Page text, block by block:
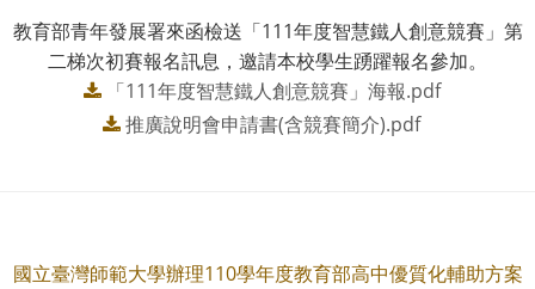
教育部青年發展署來函檢送「111年度智慧鐵人創意競賽」第
二梯次初賽報名訊息，邀請本校學生踴躍報名參加。
「111年度智慧鐵人創意競賽」海報.pdf
推廣說明會申請書(含競賽簡介).pdf
國立臺灣師範大學辦理110學年度教育部高中優質化輔助方案